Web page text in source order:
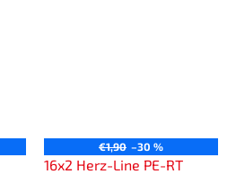
€1,90 –30 %
16x2 Herz-Line PE-RT